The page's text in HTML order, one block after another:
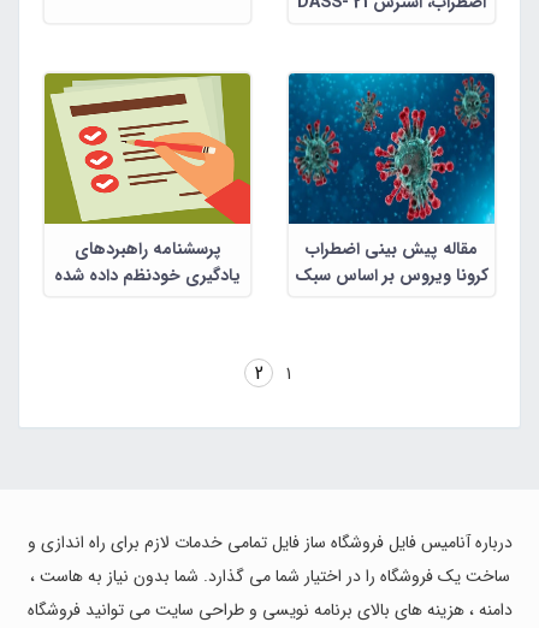
مقاله پیش بینی اضطراب
کرونا ویروس بر اساس سبک
پرسشنامه راهبردهای
یادگیری خودنظم داده شده
1
2
درباره آنامیس فایل فروشگاه ساز فایل تمامی خدمات لازم برای راه اندازی و
ساخت یک فروشگاه را در اختیار شما می گذارد. شما بدون نیاز به هاست ،
دامنه ، هزینه های بالای برنامه نویسی و طراحی سایت می توانید فروشگاه